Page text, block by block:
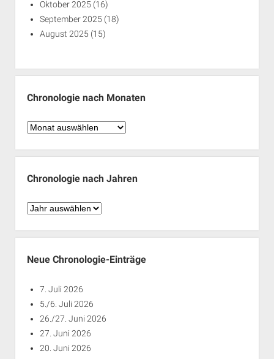
Oktober 2025 (16)
September 2025 (18)
August 2025 (15)
Chronologie nach Monaten
Chronologie
Monaten
Chronologie nach Jahren
Chronologie
Jahren
Neue Chronologie-Einträge
7. Juli 2026
5./6. Juli 2026
26./27. Juni 2026
27. Juni 2026
20. Juni 2026